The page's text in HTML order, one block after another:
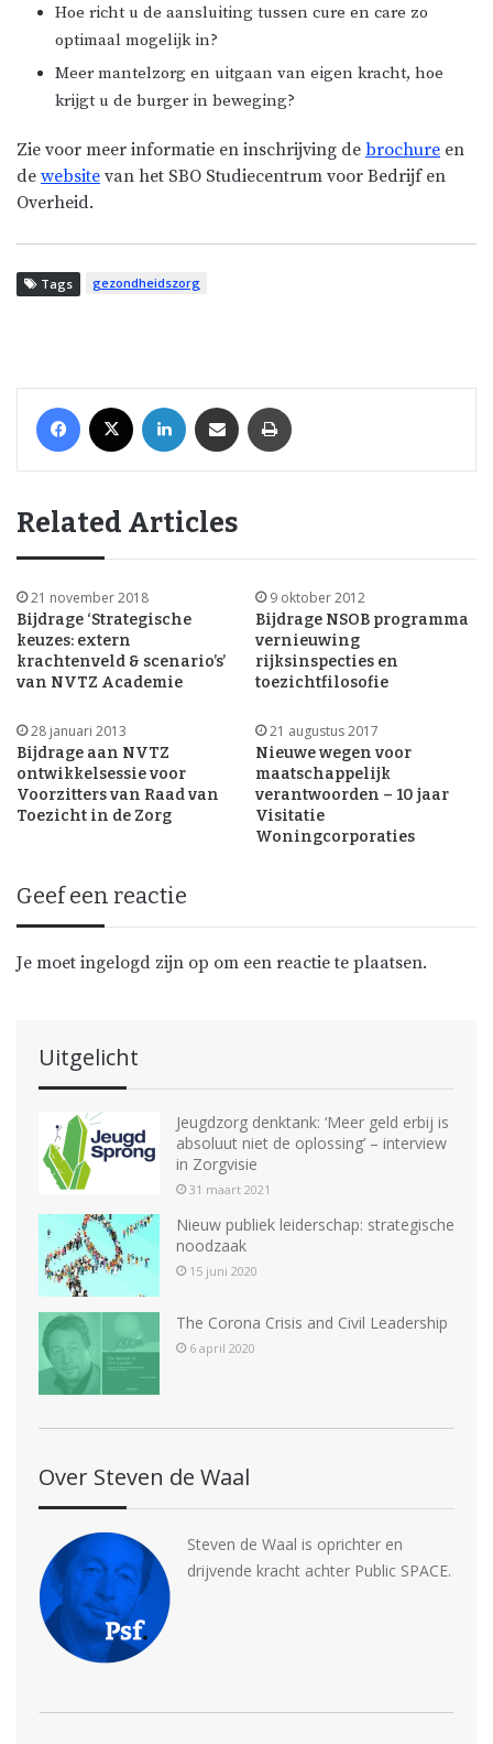
Hoe richt u de aansluiting tussen cure en care zo
optimaal mogelijk in?
Meer mantelzorg en uitgaan van eigen kracht, hoe
krijgt u de burger in beweging?
Zie voor meer informatie en inschrijving de brochure en
de website van het SBO Studiecentrum voor Bedrijf en
Overheid.
Tags gezondheidszorg
Related Articles
21 november 2018
Bijdrage ‘Strategische
keuzes: extern
krachtenveld & scenario’s’
van NVTZ Academie
9 oktober 2012
Bijdrage NSOB programma
vernieuwing
rijksinspecties en
toezichtfilosofie
28 januari 2013
Bijdrage aan NVTZ
ontwikkelsessie voor
Voorzitters van Raad van
Toezicht in de Zorg
21 augustus 2017
Nieuwe wegen voor
maatschappelijk
verantwoorden – 10 jaar
Visitatie
Woningcorporaties
Geef een reactie
Je moet ingelogd zijn op om een reactie te plaatsen.
Uitgelicht
Jeugdzorg denktank: ‘Meer geld erbij is
absoluut niet de oplossing’ – interview
in Zorgvisie
31 maart 2021
Nieuw publiek leiderschap: strategische
noodzaak
15 juni 2020
The Corona Crisis and Civil Leadership
6 april 2020
Over Steven de Waal
Steven de Waal is oprichter en
drijvende kracht achter Public SPACE.